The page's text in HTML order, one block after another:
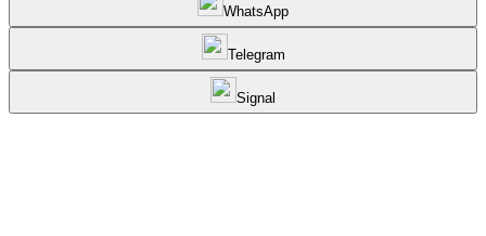
WhatsApp
Telegram
Signal